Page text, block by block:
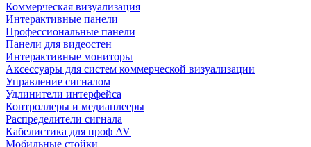
Коммерческая визуализация
Интерактивные панели
Профессиональные панели
Панели для видеостен
Интерактивные мониторы
Аксессуары для систем коммерческой визуализации
Управление сигналом
Удлинители интерфейса
Контроллеры и медиаплееры
Распределители сигнала
Кабелистика для проф AV
Мобильные стойки